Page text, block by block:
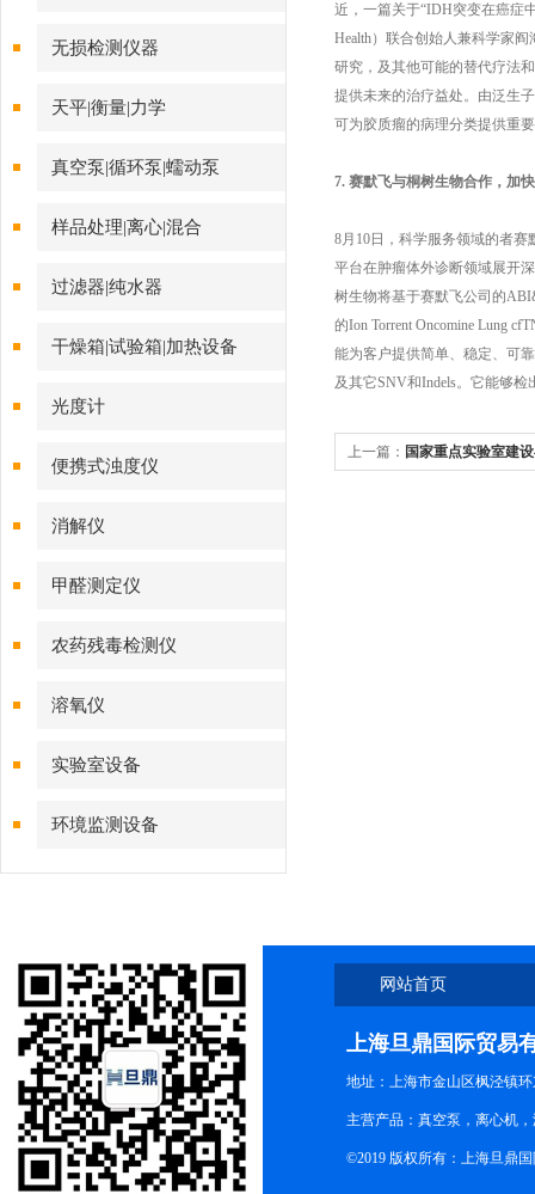
无损检测仪器
天平|衡量|力学
真空泵|循环泵|蠕动泵
样品处理|离心|混合
过滤器|纯水器
干燥箱|试验箱|加热设备
光度计
便携式浊度仪
消解仪
甲醛测定仪
农药残毒检测仪
溶氧仪
实验室设备
环境监测设备
近，一篇关于“IDH突变在癌症
Health）联合创始人兼科学家
研究，及其他可能的替代疗法
提供未来的治疗益处。由泛生
可为胶质瘤的病理分类提供重
7. 赛默飞与桐树生物合作，加
8月10日，科学服务领域的者赛
平台在肿瘤体外诊断领域展开
树生物将基于赛默飞公司的
的Ion Torrent Oncomine Lung
能为客户提供简单、稳定、可
及其它SNV和Indels。它能够
上一篇： 国家重点实验室建
网站首页
上海旦鼎国际贸易
地址：上海市金山区枫泾镇
主营产品：真空泵，离心机
©2019 版权所有：上海旦鼎